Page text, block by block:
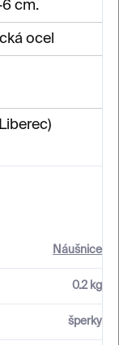
cm.
ocel
Náušnice
0.2 kg
šperky